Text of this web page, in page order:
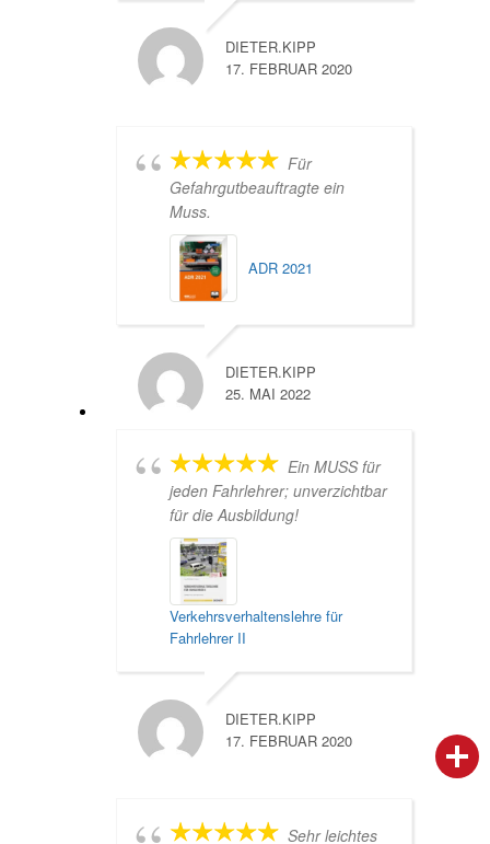
DIETER.KIPP
17. FEBRUAR 2020
Für
Gefahrgutbeauftragte ein
Muss.
ADR 2021
DIETER.KIPP
25. MAI 2022
Ein MUSS für
jeden Fahrlehrer; unverzichtbar
für die Ausbildung!
Verkehrsverhaltenslehre für
Fahrlehrer II
DIETER.KIPP
17. FEBRUAR 2020
Sehr leichtes
person IHR FACHBERATER